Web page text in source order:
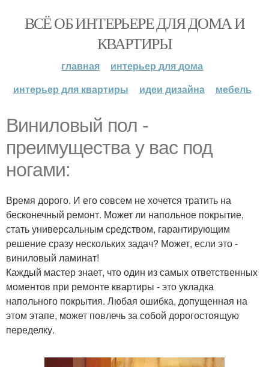
ВСЁ ОБ ИНТЕРЬЕРЕ ДЛЯ ДОМА И
КВАРТИРЫ
главная
интерьер для дома
интерьер для квартиры
идеи дизайна мебель
Виниловый пол -
преимущества у вас под
ногами:
Время дорого. И его совсем не хочется тратить на
бесконечный ремонт. Может ли напольное покрытие,
стать универсальным средством, гарантирующим
решение сразу нескольких задач? Может, если это -
виниловый ламинат!
Каждый мастер знает, что один из самых ответственных
моментов при ремонте квартиры - это укладка
напольного покрытия. Любая ошибка, допущенная на
этом этапе, может повлечь за собой дорогостоящую
переделку.